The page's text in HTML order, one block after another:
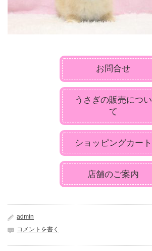
お問合せ
うさぎの販売につい
て
ショッピングカート
店舗のご案内
admin
コメントを書く